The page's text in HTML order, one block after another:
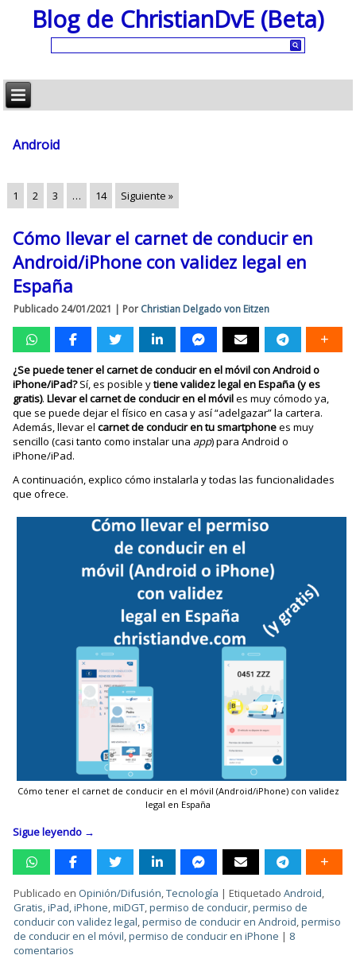
Blog de ChristianDvE (Beta)
Android
1 2 3 … 14 Siguiente »
Cómo llevar el carnet de conducir en
Android/iPhone con validez legal en
España
Publicado 24/01/2021 | Por Christian Delgado von Eitzen
¿Se puede tener el carnet de conducir en el móvil con Android o
iPhone/iPad?Sí, es posible ytiene validez legal en España (y es
gratis).Llevar el carnet de conducir en el móviles muy cómodo ya,
que se puede dejar el físico en casa y así “adelgazar” la cartera.
Además, llevar elcarnet de conducir en tu smartphonees muy
sencillo (casi tanto como instalar una app) para Android o
iPhone/iPad.
A continuación, explico cómo instalarla y todas las funcionalidades
que ofrece.
Cómo tener el carnet de conducir en el móvil (Android/iPhone) con validez
legal en España
Sigue leyendo →
Publicado en Opinión/Difusión,Tecnología |Etiquetado Android,
Gratis,iPad,iPhone,miDGT,permiso de conducir,permiso de
conducir con validez legal,permiso de conducir en Android,permiso
de conducir en el móvil,permiso de conducir en iPhone | 8
comentarios